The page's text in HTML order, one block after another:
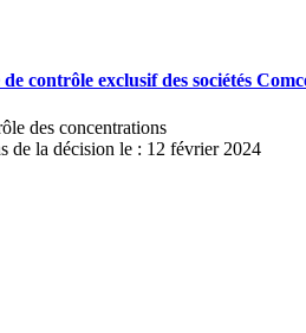
contrôle exclusif des sociétés
des concentrations
de la décision le : 12 février 2024